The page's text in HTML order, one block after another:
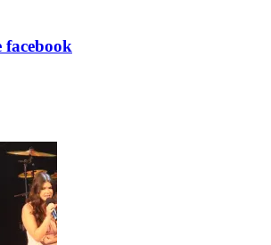
facebook